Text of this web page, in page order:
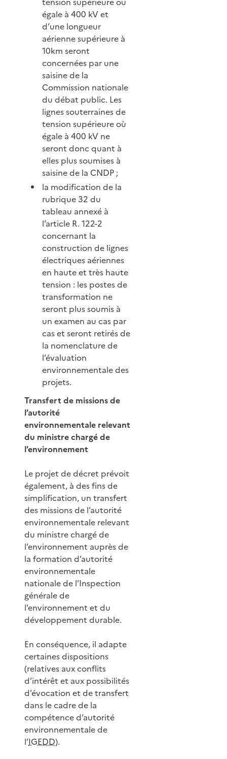
égale à 400 kV et
d’une longueur
aérienne supérieure à
10km seront
concernées par une
saisine de la
Commission nationale
du débat public. Les
lignes souterraines de
tension supérieure où
égale à 400 kV ne
seront donc quant à
elles plus soumises à
saisine de la CNDP ;
la modification de la
rubrique 32 du
tableau annexé à
l’article R. 122-2
concernant la
construction de lignes
électriques aériennes
en haute et très haute
tension : les postes de
transformation ne
seront plus soumis à
un examen au cas par
cas et seront retirés de
la nomenclature de
l’évaluation
environnementale des
projets.
Transfert de missions de
l’autorité
environnementale relevant
du ministre chargé de
l’environnement
Le projet de décret prévoit
également, à des fins de
simplification, un transfert
des missions de l’autorité
environnementale relevant
du ministre chargé de
l’environnement auprès de
la formation d’autorité
environnementale
nationale de l’Inspection
générale de
l’environnement et du
développement durable.
En conséquence, il adapte
certaines dispositions
(relatives aux conflits
d’intérêt et aux possibilités
d’évocation et de transfert
dans le cadre de la
compétence d’autorité
environnementale de
l’IGEDD).